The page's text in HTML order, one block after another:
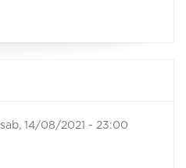
sab, 14/08/2021 - 23:00